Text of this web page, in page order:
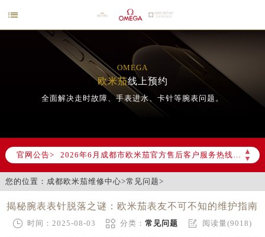

OMEGA
欧米茄线上预约
全面解决走时故障、手表进水、卡针等腕表问题。
官网公告>
▲
▼
2026年6月欧米茄售后服务中心最新网点地址：
四川省成都市锦江区人民东路6号SAC东原中心24层2406B室欧米茄售后服务中心（需提前预约）
节假日正常营业！
您的位置： 成都欧米茄维修中心>常见问题>
揭秘腕表表针脱落之谜：欧米茄表友不可不知的维护指南
 时间：2025-08-03  分类：常见问题  阅读量(9018)